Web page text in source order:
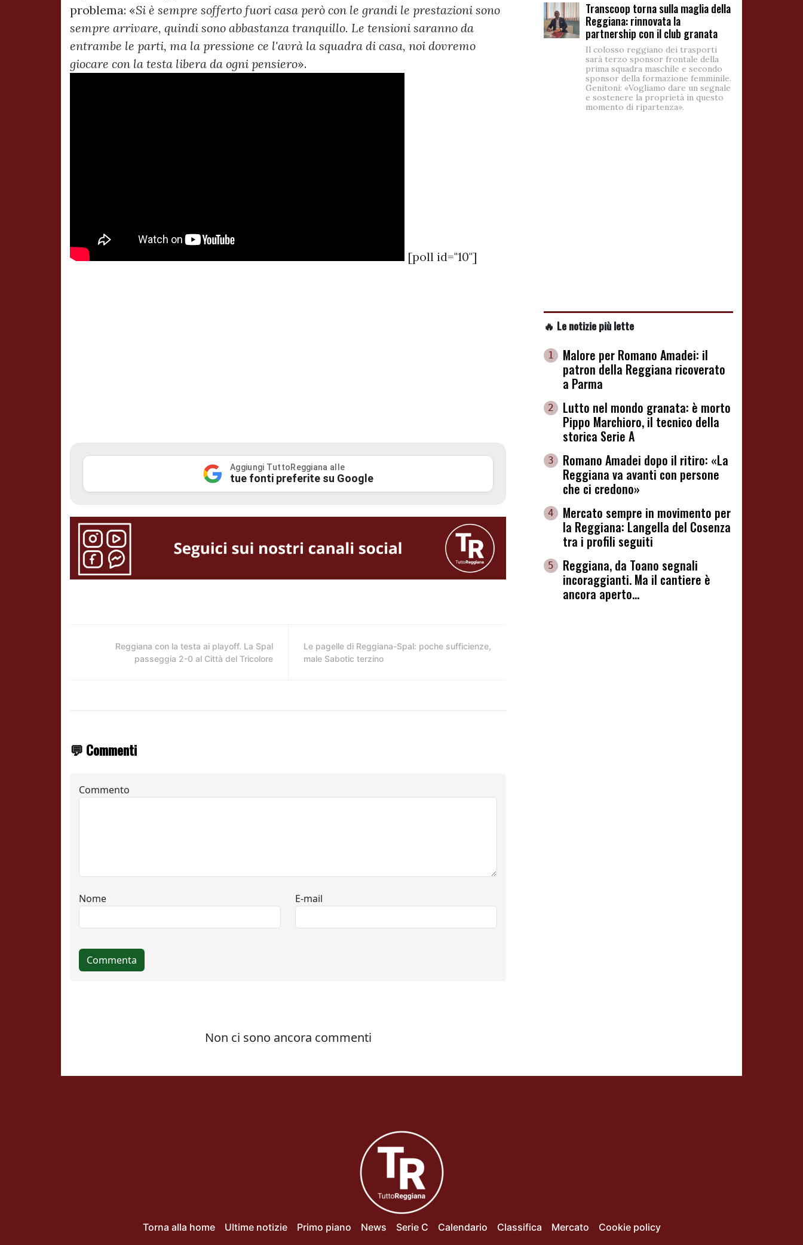
problema: «Si è sempre sofferto fuori casa però con le grandi le prestazioni sono
sempre arrivare, quindi sono abbastanza tranquillo. Le tensioni saranno da
entrambe le parti, ma la pressione ce l'avrà la squadra di casa, noi dovremo
giocare con la testa libera da ogni pensiero».
[poll id="10"]
Aggiungi TuttoReggiana alle
tue fonti preferite su Google
Reggiana con la testa ai playoff. La Spal
passeggia 2-0 al Città del Tricolore
Le pagelle di Reggiana-Spal: poche sufficienze,
male Sabotic terzino
💬 Commenti
Transcoop torna sulla maglia della
Reggiana: rinnovata la
partnership con il club granata
Il colosso reggiano dei trasporti
sarà terzo sponsor frontale della
prima squadra maschile e secondo
sponsor della formazione femminile.
Genitoni: «Vogliamo dare un segnale
e sostenere la proprietà in questo
momento di ripartenza».
🔥 Le notizie più lette
1
Malore per Romano Amadei: il
patron della Reggiana ricoverato
a Parma
2
Lutto nel mondo granata: è morto
Pippo Marchioro, il tecnico della
storica Serie A
3
Romano Amadei dopo il ritiro: «La
Reggiana va avanti con persone
che ci credono»
4
Mercato sempre in movimento per
la Reggiana: Langella del Cosenza
tra i profili seguiti
5
Reggiana, da Toano segnali
incoraggianti. Ma il cantiere è
ancora aperto...
Torna alla home Ultime notizie Primo piano News Serie C Calendario Classifica Mercato Cookie policy